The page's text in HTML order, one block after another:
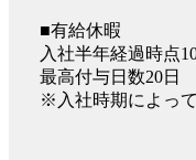
■有給休暇
入社半年経過時点
最高付与日数20日
※入社時期によっ